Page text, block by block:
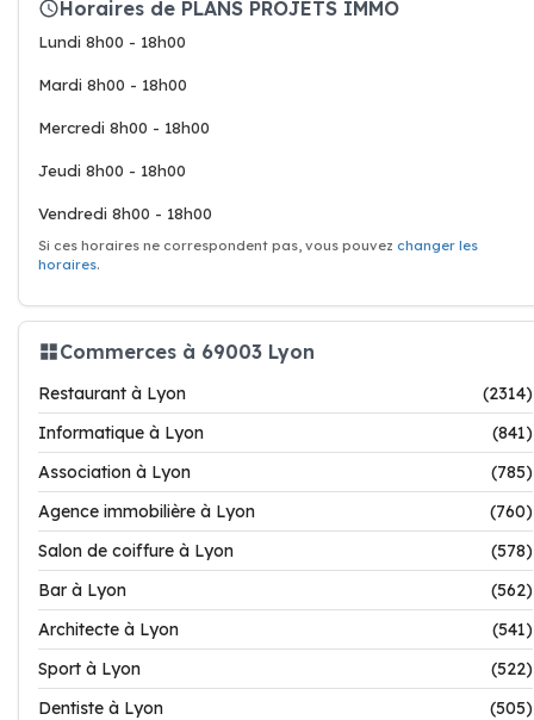
Horaires de PLANS PROJETS IMMO
Lundi 8h00 - 18h00
Mardi 8h00 - 18h00
Mercredi 8h00 - 18h00
Jeudi 8h00 - 18h00
Vendredi 8h00 - 18h00
Si ces horaires ne correspondent pas, vous pouvez changer les
horaires.
Commerces à 69003 Lyon
Restaurant à Lyon
(2314)
Informatique à Lyon
(841)
Association à Lyon
(785)
Agence immobilière à Lyon
(760)
Salon de coiffure à Lyon
(578)
Bar à Lyon
(562)
Architecte à Lyon
(541)
Sport à Lyon
(522)
Dentiste à Lyon
(505)